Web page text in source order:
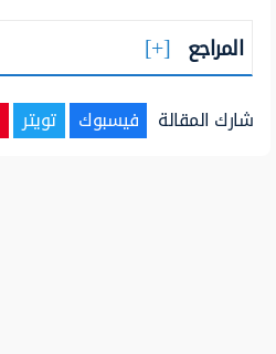
المراجع
شارك المقالة فيسبوك تويتر